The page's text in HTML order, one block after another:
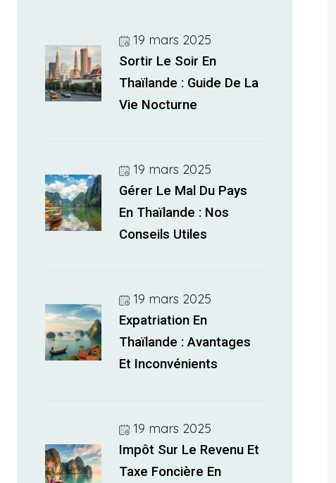
19 mars 2025
Sortir Le Soir En
Thaïlande : Guide De La
Vie Nocturne
19 mars 2025
Gérer Le Mal Du Pays
En Thaïlande : Nos
Conseils Utiles
19 mars 2025
Expatriation En
Thaïlande : Avantages
Et Inconvénients
19 mars 2025
Impôt Sur Le Revenu Et
Taxe Foncière En